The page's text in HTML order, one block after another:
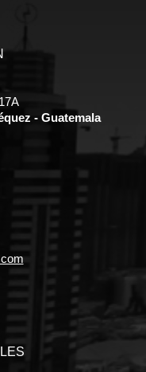
- Guatemala